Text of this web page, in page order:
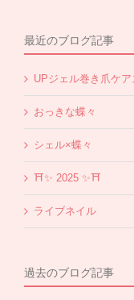
最近のブログ記事
UPジェル巻き爪ケ
おっきな蝶々
シェル×蝶々
⛩✨️ 2025 ✨️⛩
ライブネイル
過去のブログ記事